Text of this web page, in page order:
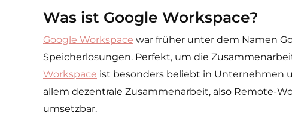
Was ist Google Workspace?
Google Workspace war früher unter dem Namen
Speicherlösungen. Perfekt, um die
Workspace ist besonders beliebt in Unternehmen
allem dezentrale Zusammenarbeit, also Remote-
umsetzbar.